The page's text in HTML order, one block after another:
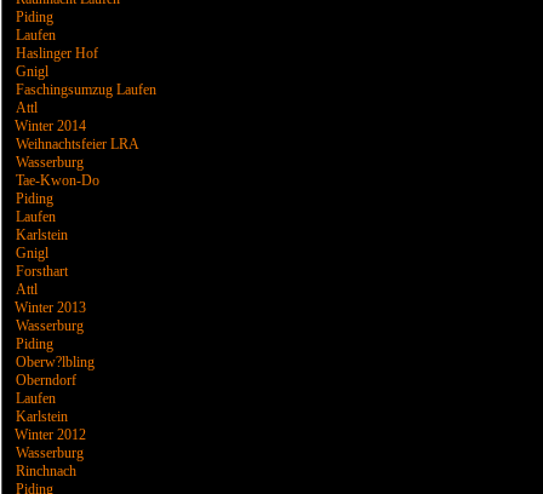
Piding
Laufen
Haslinger Hof
Gnigl
Faschingsumzug Laufen
Attl
Winter 2014
Weihnachtsfeier LRA
Wasserburg
Tae-Kwon-Do
Piding
Laufen
Karlstein
Gnigl
Forsthart
Attl
Winter 2013
Wasserburg
Piding
Oberw?lbling
Oberndorf
Laufen
Karlstein
Winter 2012
Wasserburg
Rinchnach
Piding